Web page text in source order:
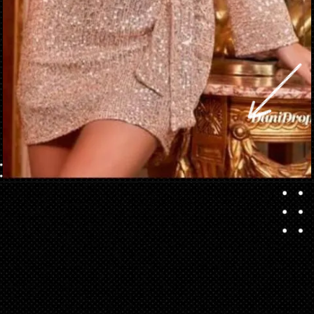
Apertura in corso https://danidrops.com.br/it/vestido-brilhante-2023/